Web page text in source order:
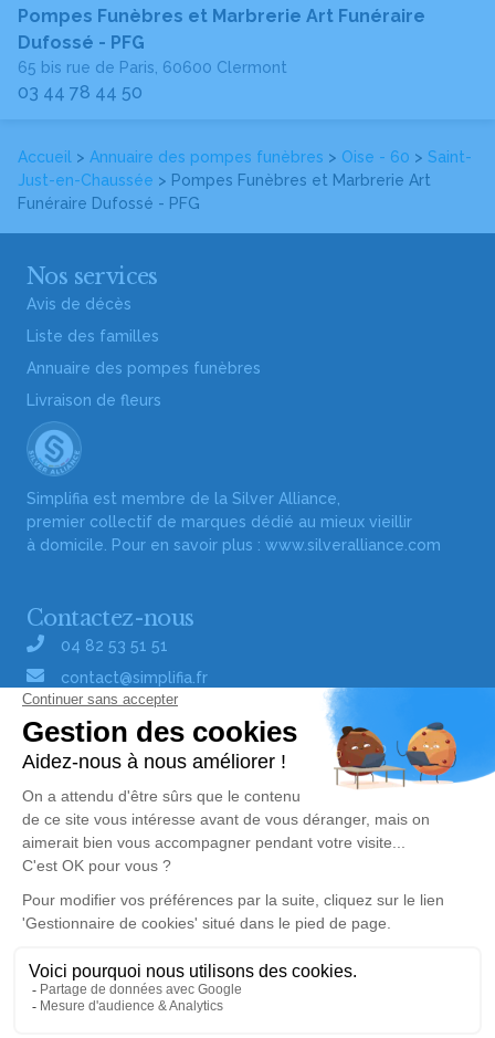
Pompes Funèbres et Marbrerie Art Funéraire
Dufossé - PFG
65 bis rue de Paris, 60600 Clermont
03 44 78 44 50
Accueil > Annuaire des pompes funèbres > Oise - 60 > Saint-
Just-en-Chaussée > Pompes Funèbres et Marbrerie Art
Funéraire Dufossé - PFG
Nos services
Avis de décès
Liste des familles
Annuaire des pompes funèbres
Livraison de fleurs
Simplifia est membre de la Silver Alliance,
premier collectif de marques dédié au mieux vieillir
à domicile. Pour en savoir plus : www.silveralliance.com
Contactez-nous
04 82 53 51 51
contact@simplifia.fr
Réseaux sociaux
Liens utiles
Publier un avis de décès
Signaler un abus/une erreur
Consultez nos offres d'emploi
Politique de traitement des données